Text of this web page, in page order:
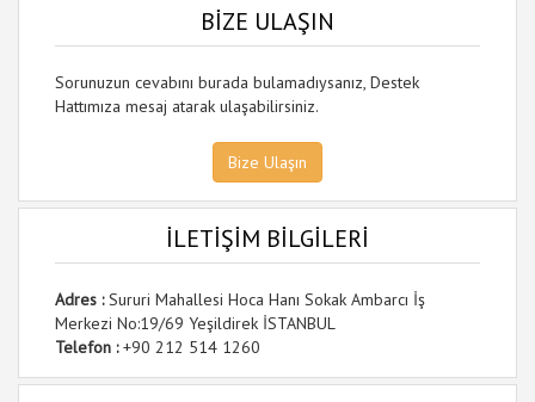
BİZE ULAŞIN
Sorunuzun cevabını burada bulamadıysanız, Destek
Hattımıza mesaj atarak ulaşabilirsiniz.
Bize Ulaşın
İLETİŞİM BİLGİLERİ
Adres :Sururi Mahallesi Hoca Hanı Sokak Ambarcı İş
Merkezi No:19/69 Yeşildirek İSTANBUL
Telefon :+90 212 514 1260